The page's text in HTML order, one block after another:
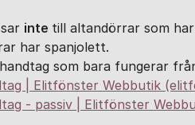
inte till altandörrar som har
har spanjolett.
som bara fungerar
| Elitfönster Webbutik
- passiv | Elitfönster